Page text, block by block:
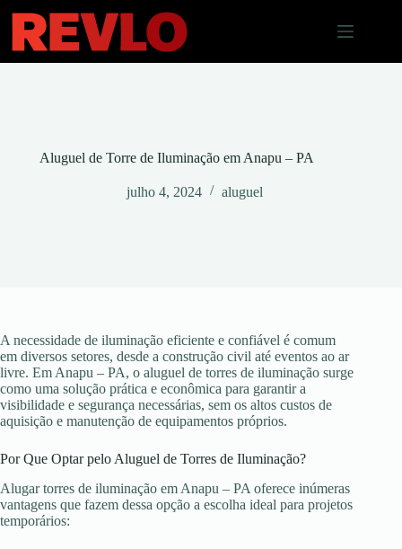
para
conteúdo
Aluguel de Torre de Iluminação em Anapu – PA
julho 4, 2024 aluguel
A necessidade de iluminação eficiente e confiável é comum
em diversos setores, desde a construção civil até eventos ao ar
livre. Em Anapu – PA, o aluguel de torres de iluminação surge
como uma solução prática e econômica para garantir a
visibilidade e segurança necessárias, sem os altos custos de
aquisição e manutenção de equipamentos próprios.
Por Que Optar pelo Aluguel de Torres de Iluminação?
Alugar torres de iluminação em Anapu – PA oferece inúmeras
vantagens que fazem dessa opção a escolha ideal para projetos
temporários: